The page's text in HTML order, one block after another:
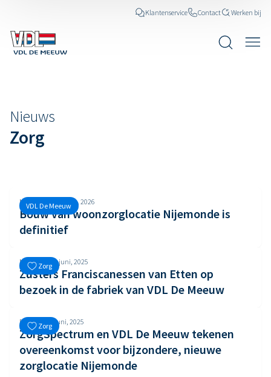
Klantenservice Contact Werken bij
Nieuws
Zorg
VDL De Meeuw
Maandag, 30 maart, 2026
Bouw van woonzorglocatie Nijemonde is
definitief
Zorg
Maandag, 23 juni, 2025
Zusters Franciscanessen van Etten op
bezoek in de fabriek van VDL De Meeuw
Zorg
Dinsdag, 17 juni, 2025
ZorgSpectrum en VDL De Meeuw tekenen
overeenkomst voor bijzondere, nieuwe
zorglocatie Nijemonde